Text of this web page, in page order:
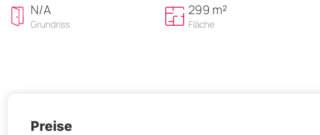
N/A
Grundriss
299 m²
Fläche
Preise